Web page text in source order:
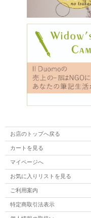
お店のトップへ戻る
カートを見る
マイページへ
お気に入りリストを見る
ご利用案内
特定商取引法表示